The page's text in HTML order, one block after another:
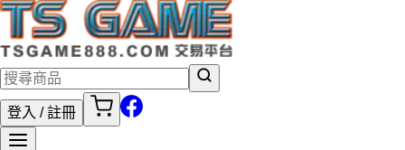
登入 / 註冊